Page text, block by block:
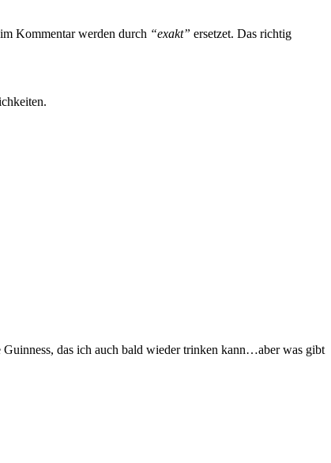
Kommentar werden durch “exakt” ersetzet. Das richtig
Guinness, das ich auch bald wieder trinken kann…aber was gibt